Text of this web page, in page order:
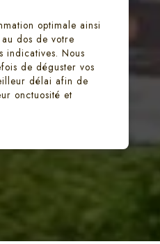
optimale ainsi
dos de votre
indicatives. Nous
de déguster vos
délai afin de
onctuosité et